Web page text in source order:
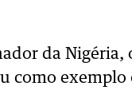
da Nigéria,
como